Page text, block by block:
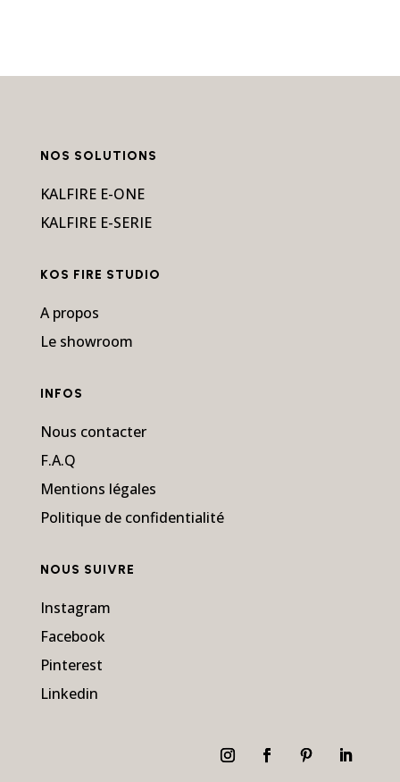
NOS SOLUTIONS
KALFIRE E-ONE
KALFIRE E-SERIE
KOS FIRE STUDIO
A propos
Le showroom
INFOS
Nous contacter
F.A.Q
Mentions légales
Politique de confidentialité
NOUS SUIVRE
Instagram
Facebook
Pinterest
Linkedin